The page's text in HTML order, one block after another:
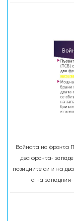
Войната на фронта
два фронта-
позициите си и на
а на